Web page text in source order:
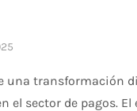
una transformación
el sector de pagos.